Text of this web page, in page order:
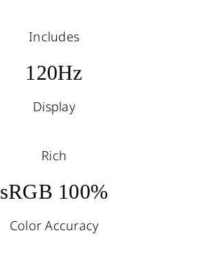
Includes
120Hz
Display
Rich
sRGB 100%
Color Accuracy